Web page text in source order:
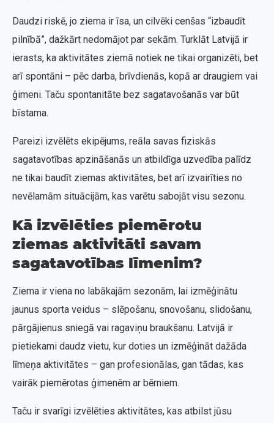
Daudzi riskē, jo ziema ir īsa, un cilvēki cenšas “izbaudīt
pilnībā”, dažkārt nedomājot par sekām. Turklāt Latvijā ir
ierasts, ka aktivitātes ziemā notiek ne tikai organizēti, bet
arī spontāni – pēc darba, brīvdienās, kopā ar draugiem vai
ģimeni. Taču spontanitāte bez sagatavošanās var būt
bīstama.
Pareizi izvēlēts ekipējums, reāla savas fiziskās
sagatavotības apzināšanās un atbildīga uzvedība palīdz
ne tikai baudīt ziemas aktivitātes, bet arī izvairīties no
nevēlamām situācijām, kas varētu sabojāt visu sezonu.
Kā izvēlēties piemērotu
ziemas aktivitāti savam
sagatavotības līmenim?
Ziema ir viena no labākajām sezonām, lai izmēģinātu
jaunus sporta veidus – slēpošanu, snovošanu, slidošanu,
pārgājienus sniegā vai ragaviņu braukšanu. Latvijā ir
pietiekami daudz vietu, kur doties un izmēģināt dažāda
līmeņa aktivitātes – gan profesionālas, gan tādas, kas
vairāk piemērotas ģimenēm ar bērniem.
Taču ir svarīgi izvēlēties aktivitātes, kas atbilst jūsu